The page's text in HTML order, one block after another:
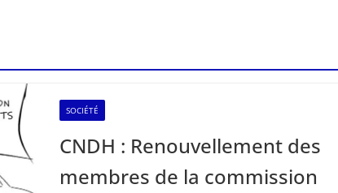
SOCIÉTÉ
CNDH : Renouvellement des
membres de la commission